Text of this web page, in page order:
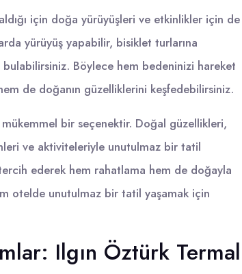
için doğa yürüyüşleri ve etkinlikler için de
yürüyüş yapabilir, bisiklet turlarına
bulabilirsiniz. Böylece hem bedeninizi hareket
de doğanın güzelliklerini keşfedebilirsiniz.
bir seçenektir. Doğal güzellikleri,
ve aktiviteleriyle unutulmaz bir tatil
ederek hem rahatlama hem de doğayla
otelde unutulmaz bir tatil yaşamak için
Ilgın Öztürk Termal